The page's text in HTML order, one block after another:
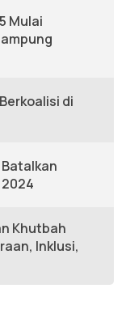
Mulai
di
Khutbah
Inklusi,